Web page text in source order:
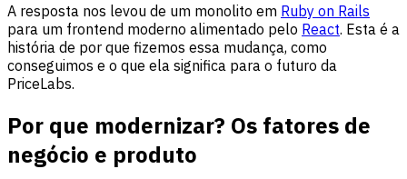
A resposta nos levou de um monolito em Ruby on Rails
para um frontend moderno alimentado pelo React. Esta é a
história de por que fizemos essa mudança, como
conseguimos e o que ela significa para o futuro da
PriceLabs.
Por que modernizar? Os fatores de
negócio e produto